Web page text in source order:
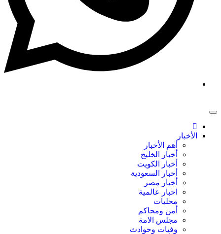
الأخبار
أهم الأخبار
أخبار الخليج
أخبار الكويت
أخبار السعودية
أخبار مصر
اخبار عالمية
محليات
أمن ومحاكم
مجلس الامة
وفيات وحوادث